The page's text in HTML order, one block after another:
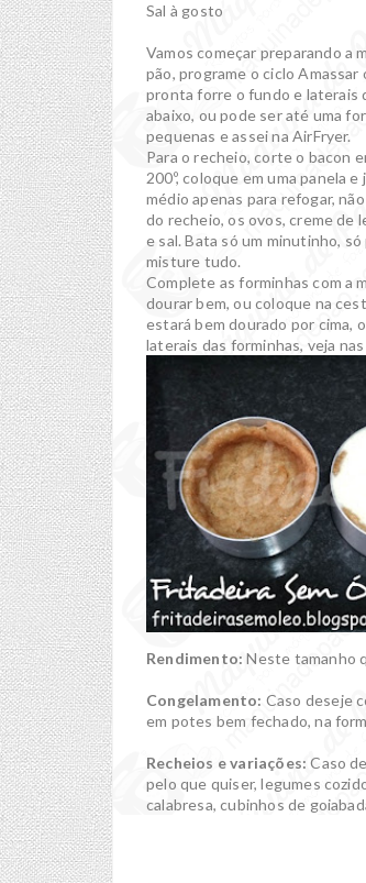
Sal à gosto
Vamos começar preparando a
pão, programe o ciclo
pronta forre o fundo e laterais
abaixo, ou pode ser até uma
pequenas e assei na AirFryer.
Para o recheio, corte o bacon
200º, coloque em uma panela
médio apenas para refogar,
do recheio, os ovos, creme de
e sal. Bata só um minutinho,
misture tudo.
Complete as forminhas com a
dourar bem, ou coloque na
estará bem dourado por cima,
laterais das forminhas, veja
Rendimento: Neste tamanho
Congelamento: Caso deseje
em potes bem fechado, na
Recheios e variações:Caso
pelo que quiser, legumes
calabresa, cubinhos de